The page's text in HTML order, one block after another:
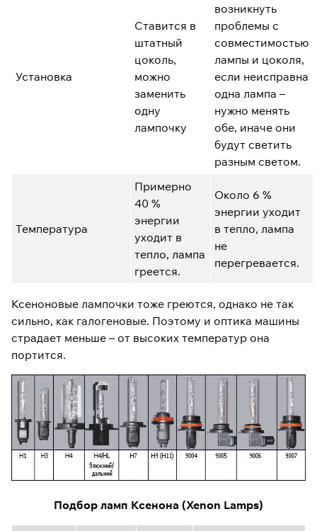
Установка
Ставится в
штатный
цоколь,
можно
заменить
одну
лампочку
возникнуть
проблемы с
совместимостью
лампы и цоколя,
если неисправна
одна лампа –
нужно менять
обе, иначе они
будут светить
разным светом.
Температура
Примерно
40 %
энергии
уходит в
тепло, лампа
греется.
Около 6 %
энергии уходит
в тепло, лампа
не
перегревается.
Ксеноновые лампочки тоже греются, однако не так
сильно, как галогеновые. Поэтому и оптика машины
страдает меньше – от высоких температур она
портится.
Подбор ламп Ксенона (Xenon Lamps)